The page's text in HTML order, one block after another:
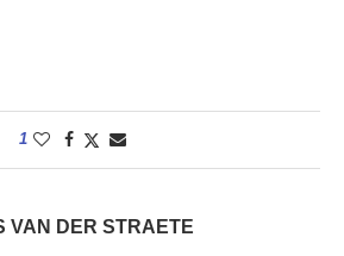
1
VAN DER STRAETE